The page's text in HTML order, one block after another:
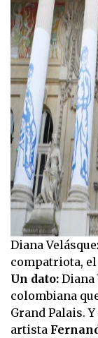
Diana
compatriota,
Un dato: Diana
colombiana
Grand Palais.
artista